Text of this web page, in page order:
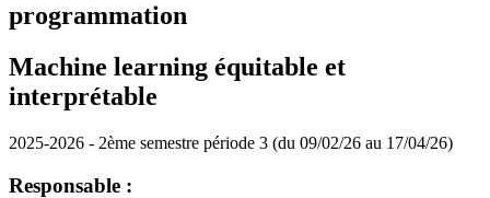
programmation
Machine learning équitable et
interprétable
2025-2026 - 2ème semestre période 3 (du 09/02/26 au 17/04/26)
Responsable :